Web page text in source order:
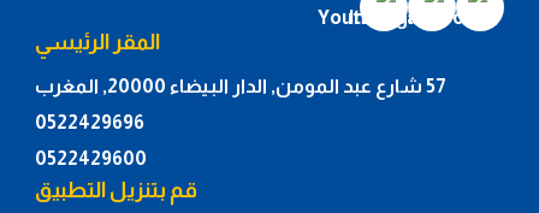
المقر الرئيسي
57 شارع عبد المومن, الدار البيضاء 20000, المغرب
0522429696
0522429600
قم بتنزيل التطبيق